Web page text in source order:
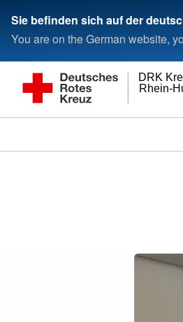
Sie befinden sich auf der
You are on the German website,
Rhein-
DRK